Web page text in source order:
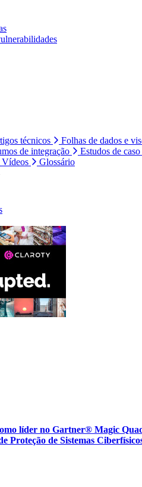
técnicos
Folhas de dados e
de integração
Estudos de caso
Vídeos
Glossário
líder no Gartner® Magic
Proteção de Sistemas